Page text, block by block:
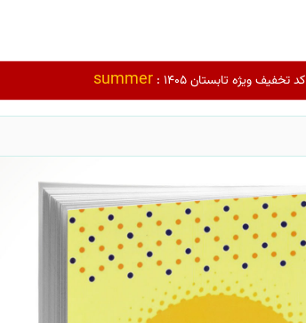
کد تخفیف ویژه تابستان 1405 : summer